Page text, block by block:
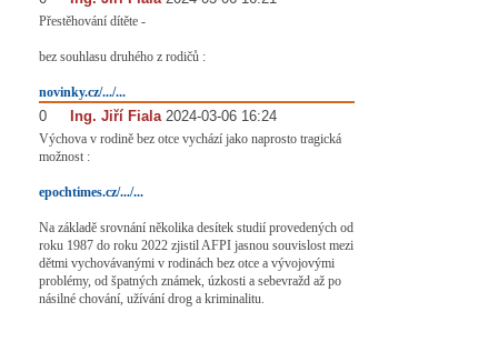
Přestěhování dítěte -
bez souhlasu druhého z rodičů :
novinky.cz/.../...
0 Ing. Jiří Fiala 2024-03-06 16:24
Výchova v rodině bez otce vychází jako naprosto tragická
možnost :
epochtimes.cz/.../...
Na základě srovnání několika desítek studií provedených od
roku 1987 do roku 2022 zjistil AFPI jasnou souvislost mezi
dětmi vychovávanými v rodinách bez otce a vývojovými
problémy, od špatných známek, úzkosti a sebevražd až po
násilné chování, užívání drog a kriminalitu.